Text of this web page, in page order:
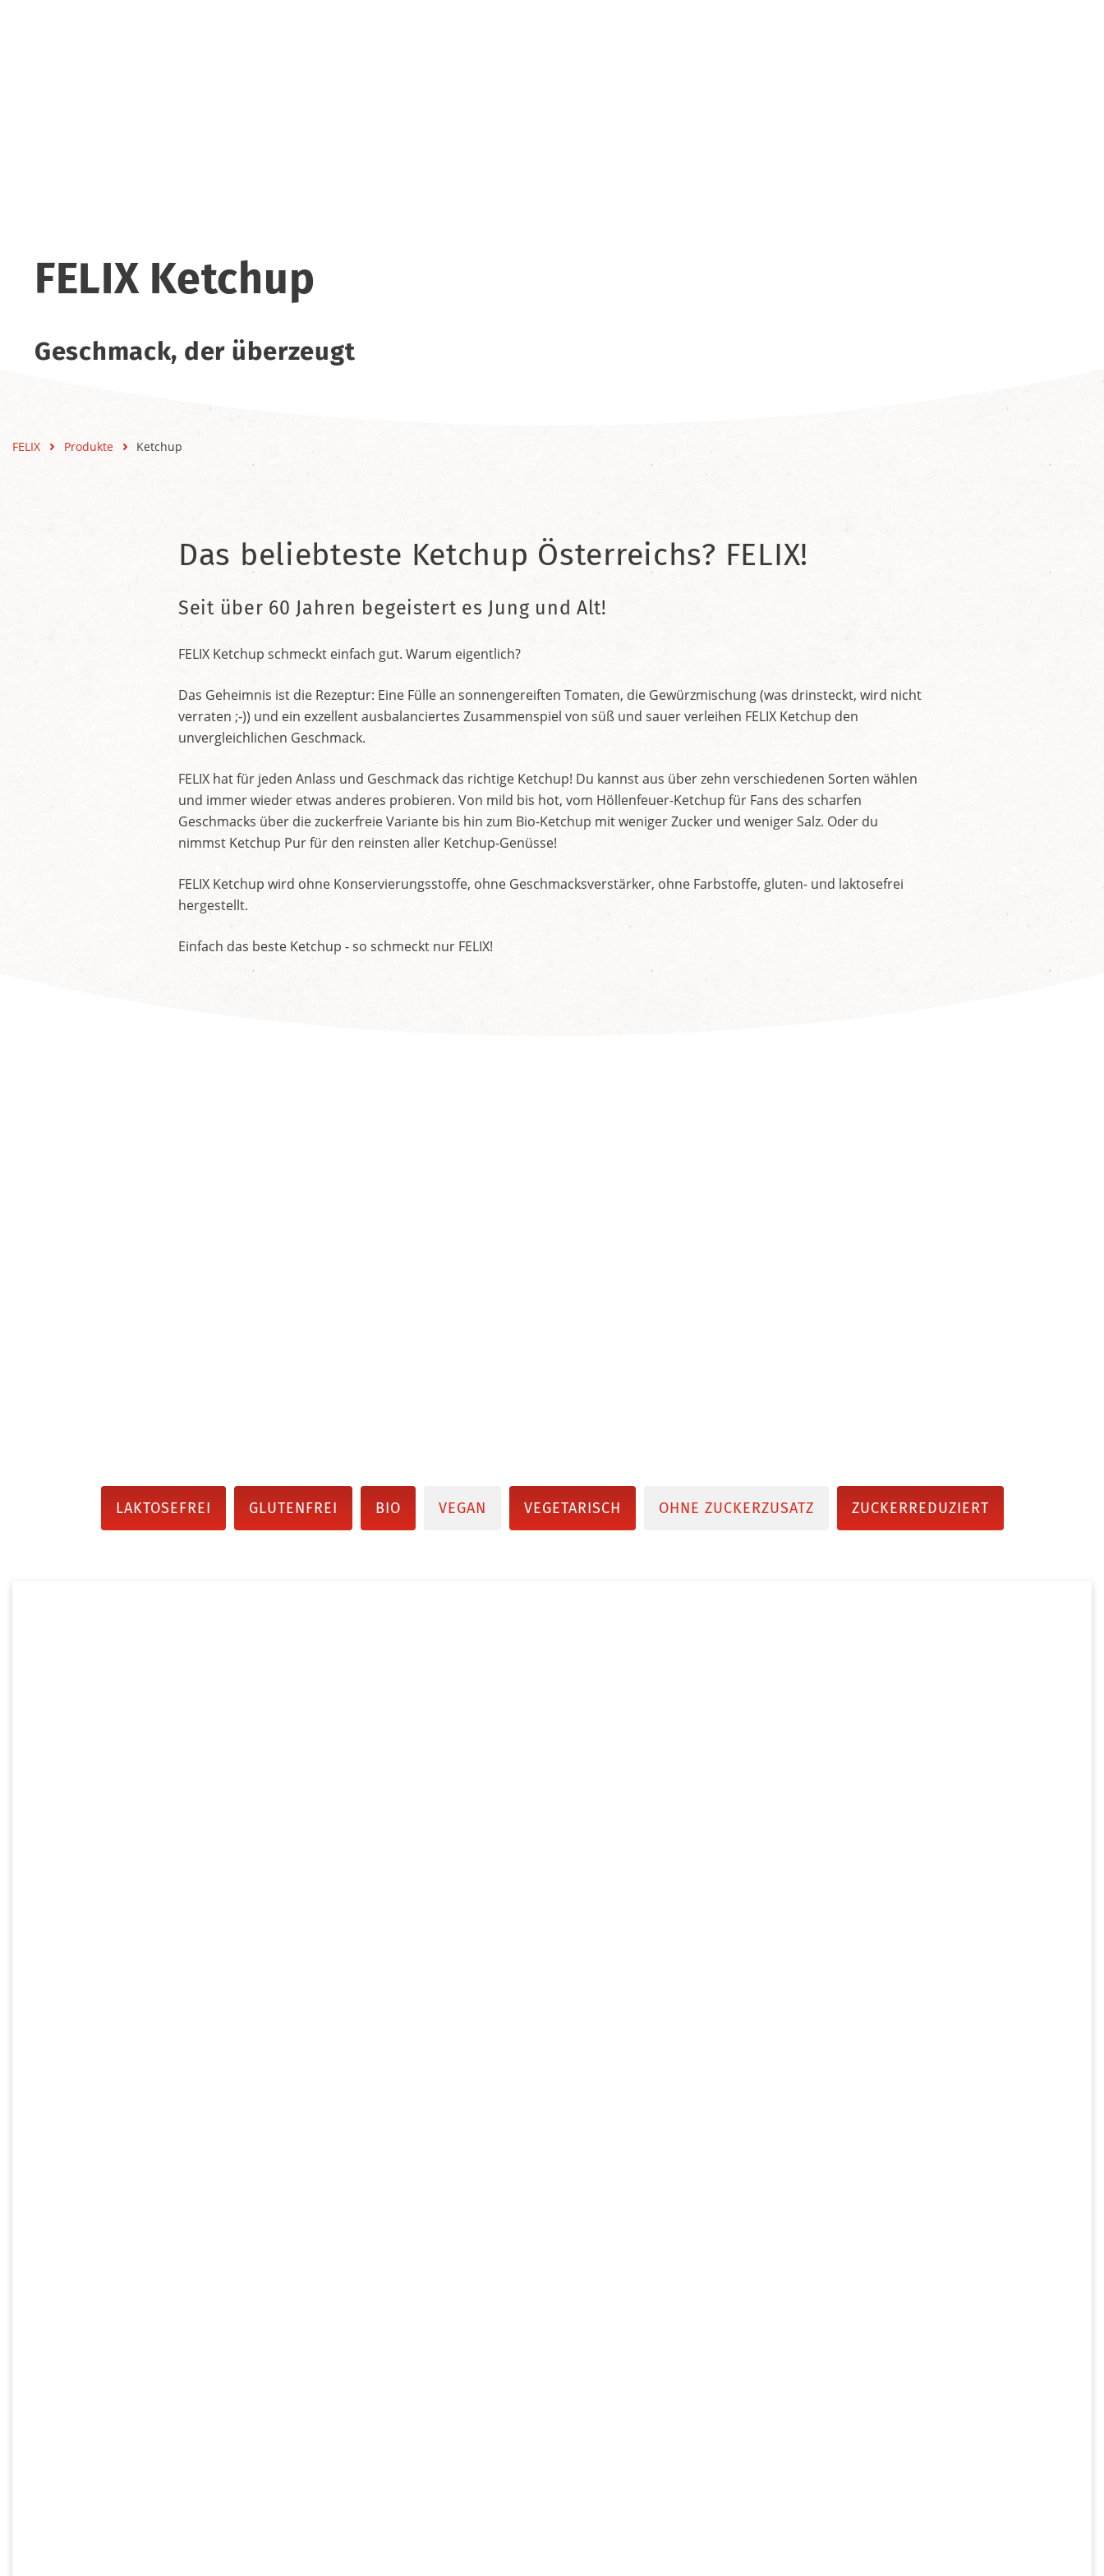
FELIX Ketchup
Geschmack, der überzeugt
FELIX Produkte Ketchup
Das beliebteste Ketchup Österreichs? FELIX!
Seit über 60 Jahren begeistert es Jung und Alt!
FELIX Ketchup schmeckt einfach gut. Warum eigentlich?
Das Geheimnis ist die Rezeptur: Eine Fülle an sonnengereiften Tomaten, die Gewürzmischung (was drinsteckt, wird nicht
verraten ;-)) und ein exzellent ausbalanciertes Zusammenspiel von süß und sauer verleihen FELIX Ketchup den
unvergleichlichen Geschmack.
FELIX hat für jeden Anlass und Geschmack das richtige Ketchup! Du kannst aus über zehn verschiedenen Sorten wählen
und immer wieder etwas anderes probieren. Von mild bis hot, vom Höllenfeuer-Ketchup für Fans des scharfen
Geschmacks über die zuckerfreie Variante bis hin zum Bio-Ketchup mit weniger Zucker und weniger Salz. Oder du
nimmst Ketchup Pur für den reinsten aller Ketchup-Genüsse!
FELIX Ketchup wird ohne Konservierungsstoffe, ohne Geschmacksverstärker, ohne Farbstoffe, gluten- und laktosefrei
hergestellt.
Einfach das beste Ketchup - so schmeckt nur FELIX!
LAKTOSEFREI GLUTENFREI BIO VEGAN VEGETARISCH OHNE ZUCKERZUSATZ ZUCKERREDUZIERT